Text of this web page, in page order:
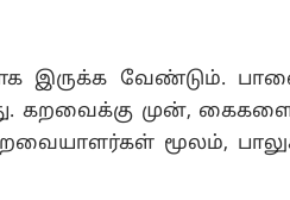
இருக்க வேண்டும்.
கறவைக்கு முன்,
மூலம்,